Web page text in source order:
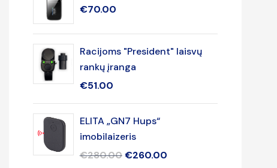
€70.00
Racijoms "President" laisvų
rankų įranga
€51.00
ELITA „GN7 Hups“
imobilaizeris
€280.00 €260.00